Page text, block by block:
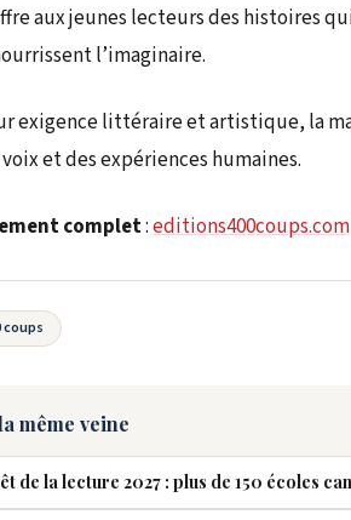
aux jeunes lecteurs des histoires
l’imaginaire.
exigence littéraire et artistique, la
et des expériences humaines.
complet:editions400coups.com
coups
même veine
de la lecture 2027 : plus de 150 écoles